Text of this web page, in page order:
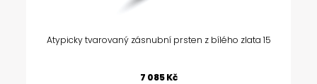
Atypicky tvarovaný zásnubní prsten z bílého zlata 15
7 085 Kč